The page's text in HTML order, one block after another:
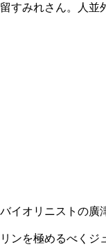
すみれさん。人並
イオリニストの廣
ンを極めるべくジ